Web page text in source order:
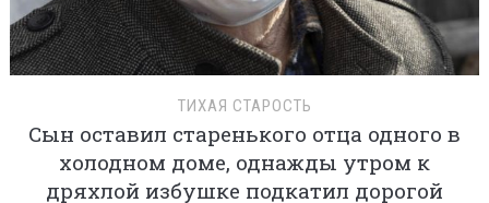
ТИХАЯ СТАРОСТЬ
Сын оставил старенького отца одного в
холодном доме, однажды утром к
дряхлой избушке подкатил дорогой